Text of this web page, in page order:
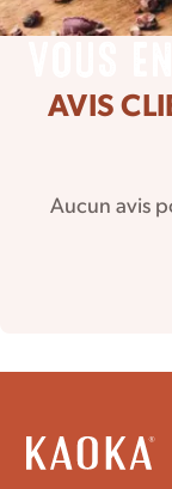
AVIS
Aucun avis